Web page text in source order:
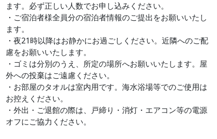
ます。必ず正しい人数でお申し込みください。
・ご宿泊者様全員分の宿泊者情報のご提出をお願いいたし
ます。
・夜21時以降はお静かにお過ごしください。近隣へのご配
慮をお願いいたします。
・ゴミは分別のうえ、所定の場所へお願いいたします。屋
外への投棄はご遠慮ください。
・お部屋のタオルは室内用です。海水浴場等でのご使用は
お控えください。
・外出・ご退館の際は、戸締り・消灯・エアコン等の電源
オフにご協力ください。